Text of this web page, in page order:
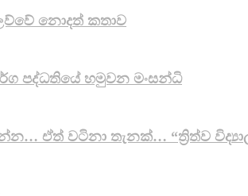
නොදත් කතාව
පද්ධතියේ හමුවන මංසන්ධි
ඒත් වටිනා තැනක්… “ත්‍රිත්ව